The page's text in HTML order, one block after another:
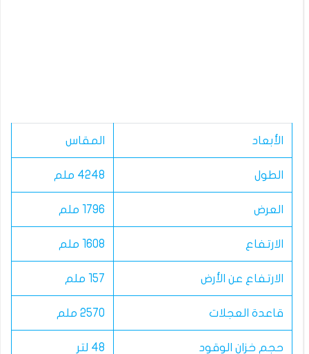
الأبعاد المقاس
الطول 4248 ملم
العرض 1796 ملم
الارتفاع 1608 ملم
الارتفاع عن الأرض 157 ملم
قاعدة العجلات 2570 ملم
حجم خزان الوقود 48 لتر